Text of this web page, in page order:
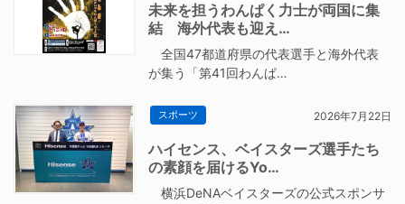
未来を担うわんぱく力士が両国に集
結 海外代表も迎え…
全国47都道府県の代表選手と海外代表
が集う「第41回わんぱ…
スポーツ 2026年7月22日
ハイセンス、ベイスターズ選手たち
の素顔を届けるYo…
横浜DeNAベイスターズの公式スポンサ